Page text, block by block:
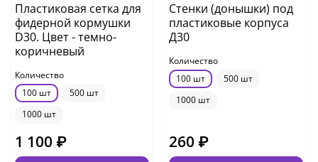
Пластиковая сетка для
фидерной кормушки
D30. Цвет - темно-
коричневый
Количество
100 шт
500 шт
1000 шт
1 100 ₽
Стенки (донышки) под
пластиковые корпуса
Д30
Количество
100 шт
500 шт
1000 шт
260 ₽